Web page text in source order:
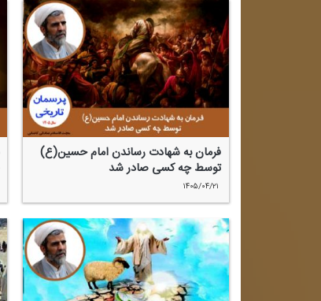
فرمان به شهادت رساندن امام حسین(ع)
توسط چه كسی صادر شد
۱۴۰۵/۰۴/۲۱